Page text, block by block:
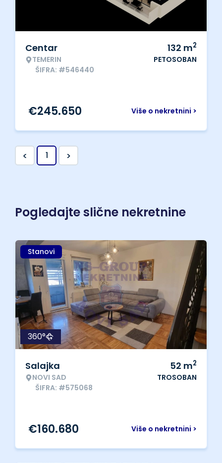
Centar
TEMERIN
ŠIFRA: #546440
132 m2
PETOSOBAN
Više o nekretnini >
€245.650
< 1 >
Pogledajte slične nekretnine
Stanovi
360°
Salajka
NOVI SAD
ŠIFRA: #575068
52 m2
TROSOBAN
Više o nekretnini >
€160.680